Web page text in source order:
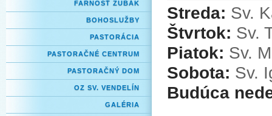
FARNOSŤ ZUBÁK
BOHOSLUŽBY
PASTORÁCIA
PASTORAČNÉ CENTRUM
PASTORAČNÝ DOM
OZ SV. VENDELÍN
GALÉRIA
Streda: Sv.
Štvrtok: Sv.
Piatok: Sv.
Sobota: Sv.
Budúca